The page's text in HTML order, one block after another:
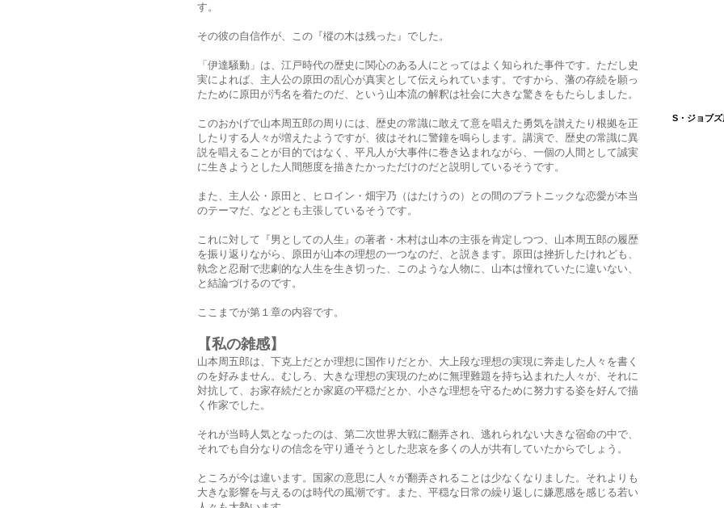
す。
その彼の自信作が、この『樅の木は残った』でした。
「伊達騒動」は、江戸時代の歴史に関心のある人にとってはよく知られた事件です。ただし史
実によれば、主人公の原田の乱心が真実として伝えられています。ですから、藩の存続を願っ
たために原田が汚名を着たのだ、という山本流の解釈は社会に大きな驚きをもたらしました。
このおかげで山本周五郎の周りには、歴史の常識に敢えて意を唱えた勇気を讃えたり根拠を正
したりする人々が増えたようですが、彼はそれに警鐘を鳴らします。講演で、歴史の常識に異
説を唱えることが目的ではなく、平凡人が大事件に巻き込まれながら、一個の人間として誠実
に生きようとした人間態度を描きたかっただけのだと説明しているそうです。
また、主人公・原田と、ヒロイン・畑宇乃（はたけうの）との間のプラトニックな恋愛が本当
のテーマだ、などとも主張しているそうです。
これに対して『男としての人生』の著者・木村は山本の主張を肯定しつつ、山本周五郎の履歴
を振り返りながら、原田が山本の理想の一つなのだ、と説きます。原田は挫折したけれども、
執念と忍耐で悲劇的な人生を生き切った、このような人物に、山本は憧れていたに違いない、
と結論づけるのです。
ここまでが第１章の内容です。
【私の雑感】
山本周五郎は、下克上だとか理想に国作りだとか、大上段な理想の実現に奔走した人々を書く
のを好みません。むしろ、大きな理想の実現のために無理難題を持ち込まれた人々が、それに
対抗して、お家存続だとか家庭の平穏だとか、小さな理想を守るために努力する姿を好んで描
く作家でした。
それが当時人気となったのは、第二次世界大戦に翻弄され、逃れられない大きな宿命の中で、
それでも自分なりの信念を守り通そうとした悲哀を多くの人が共有していたからでしょう。
ところが今は違います。国家の意思に人々が翻弄されることは少なくなりました。それよりも
大きな影響を与えるのは時代の風潮です。また、平穏な日常の繰り返しに嫌悪感を感じる若い
S・ジョブ